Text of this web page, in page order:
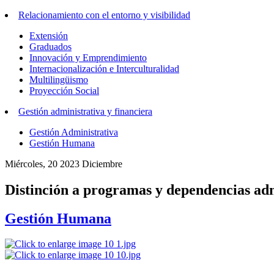
Relacionamiento con el entorno y visibilidad
Extensión
Graduados
Innovación y Emprendimiento
Internacionalización e Interculturalidad
Multilingüismo
Proyección Social
Gestión administrativa y financiera
Gestión Administrativa
Gestión Humana
Miércoles, 20 2023 Diciembre
Distinción a programas y dependencias
Gestión Humana